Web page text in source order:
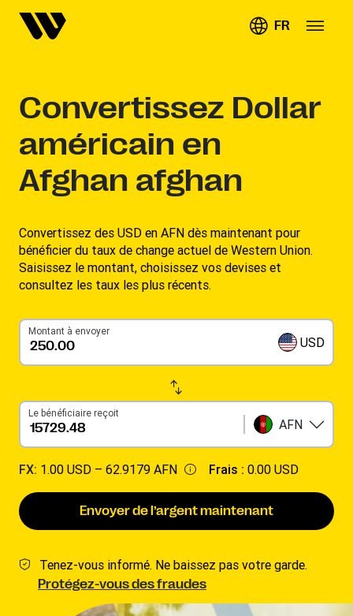
FR
Convertissez Dollar
américain en
Afghan afghan
Convertissez des USD en AFN dès maintenant pour
bénéficier du taux de change actuel de Western Union.
Saisissez le montant, choisissez vos devises et
consultez les taux les plus récents.
Montant à envoyer
USD
Le bénéficiaire reçoit
AFN
FX: 1.00 USD – 62.9179 AFN Frais : 0.00 USD
Envoyer de l’argent maintenant
Tenez-vous informé. Ne baissez pas votre garde.
Protégez-vous des fraudes